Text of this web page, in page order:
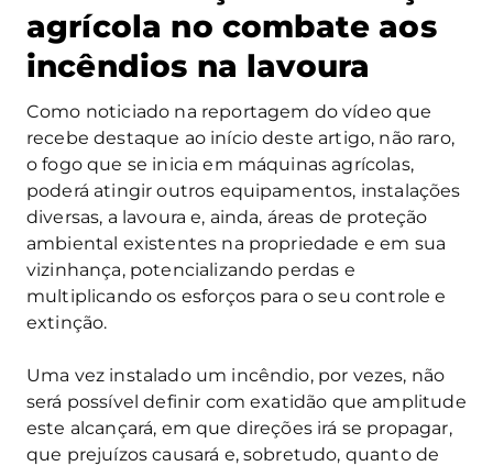
agrícola no combate aos
incêndios na lavoura
Como noticiado na reportagem do vídeo que
recebe destaque ao início deste artigo, não raro,
o fogo que se inicia em máquinas agrícolas,
poderá atingir outros equipamentos, instalações
diversas, a lavoura e, ainda, áreas de proteção
ambiental existentes na propriedade e em sua
vizinhança, potencializando perdas e
multiplicando os esforços para o seu controle e
extinção.
Uma vez instalado um incêndio, por vezes, não
será possível definir com exatidão que amplitude
este alcançará, em que direções irá se propagar,
que prejuízos causará e, sobretudo, quanto de